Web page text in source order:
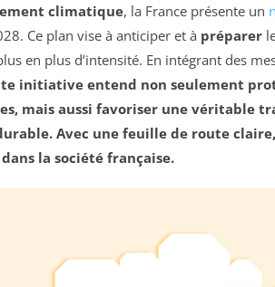
climatique, la France présente un
Ce plan vise à anticiper et à préparer
en plus d’intensité. En intégrant des
initiative entend non seulement
mais aussi favoriser une véritable
Avec une feuille de route
dans la société française.